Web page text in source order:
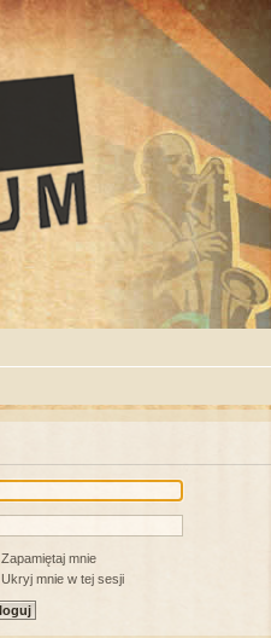
Zapamiętaj mnie
Ukryj mnie w tej sesji